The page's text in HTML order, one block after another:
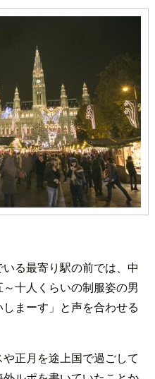
る最寄り駅の前では、中
十人くらいの制服姿の男
まーす」と声を合わせる
正月を途上国で過ごして